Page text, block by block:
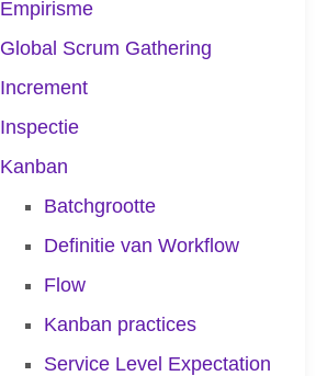
Empirisme
Global Scrum Gathering
Increment
Inspectie
Kanban
Batchgrootte
Definitie van Workflow
Flow
Kanban practices
Service Level Expectation